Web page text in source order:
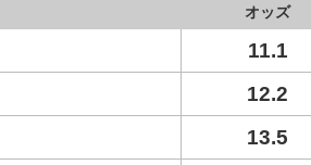
オッズ
11.1
12.2
13.5